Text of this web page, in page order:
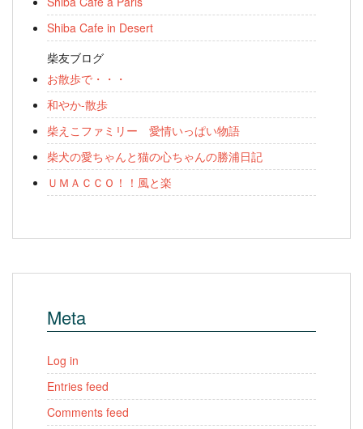
Shiba Cafe in Desert
柴友ブログ
お散歩で・・・
和やか-散歩
柴えこファミリー 愛情いっぱい物語
柴犬の愛ちゃんと猫の心ちゃんの勝浦日記
ＵＭＡＣＣＯ！！風と楽
Meta
Log in
Entries feed
Comments feed